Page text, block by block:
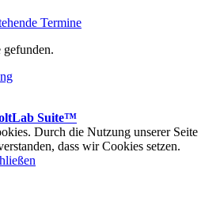
Termine
Suite™
Durch die Nutzung unserer Seite
dass wir Cookies setzen.